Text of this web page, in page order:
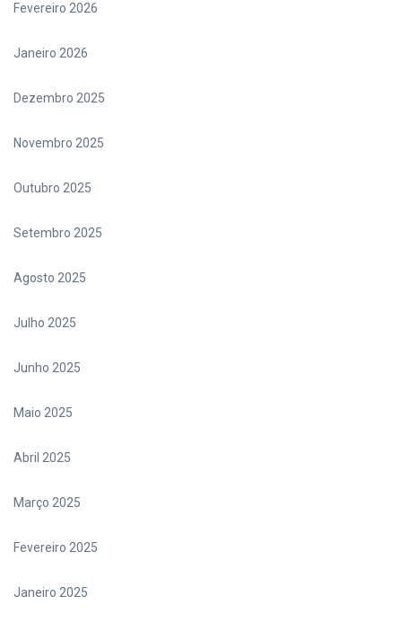
Fevereiro 2026
Janeiro 2026
Dezembro 2025
Novembro 2025
Outubro 2025
Setembro 2025
Agosto 2025
Julho 2025
Junho 2025
Maio 2025
Abril 2025
Março 2025
Fevereiro 2025
Janeiro 2025